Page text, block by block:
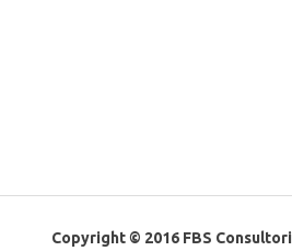
Copyright © 2016 FBS